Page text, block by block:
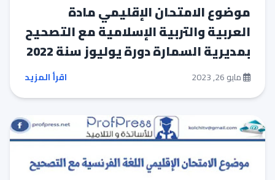
موضوع الامتحان الإقليمي مادة
العربية والتربية الإسلامية مع التصحيح
بمديرية السمارة دورة يوليوز سنة 2022
مايو 26, 2023 اقرأ المزيد